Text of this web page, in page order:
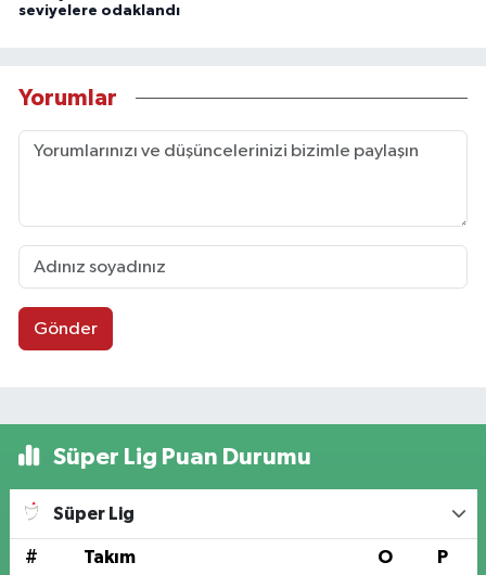
seviyelere odaklandı
Yorumlar
Gönder
Süper Lig Puan Durumu
Süper Lig
# Takım O P